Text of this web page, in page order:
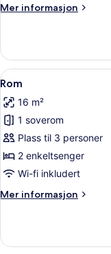
Mer informasjon
Mer
Åpne
alle
bildene
av
Rom
3
Rom
16 m²
1 soverom
Plass til 3 personer
2 enkeltsenger
Wi-fi inkludert
Mer informasjon
Mer